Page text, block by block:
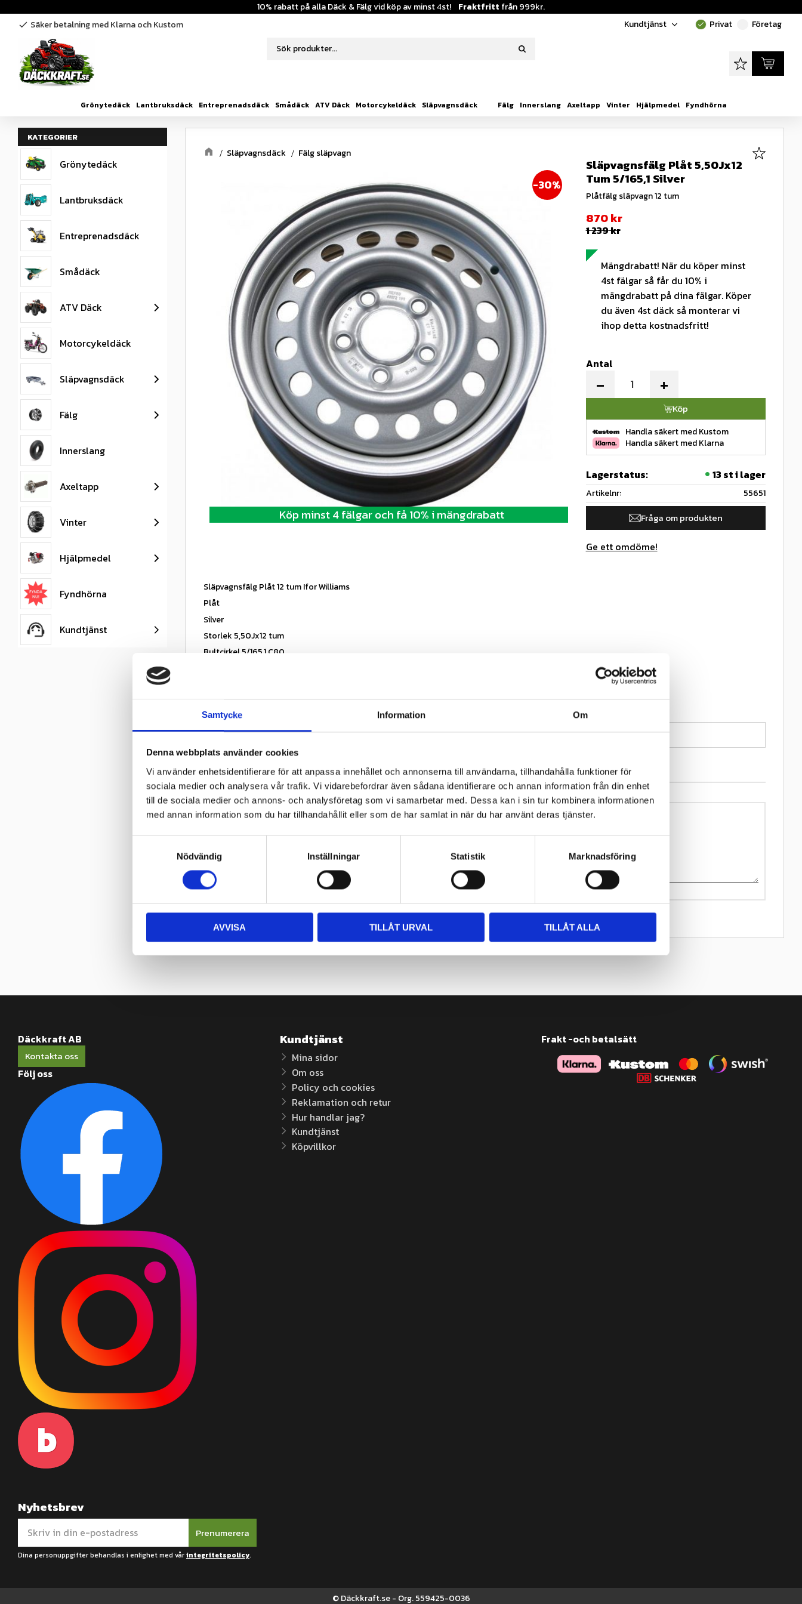
Samtycke Information Om
Denna webbplats använder cookies
Vi använder enhetsidentifierare för att anpassa innehållet och annonserna till användarna, tillhandahålla funktioner för
sociala medier och analysera vår trafik. Vi vidarebefordrar även sådana identifierare och annan information från din enhet
till de sociala medier och annons- och analysföretag som vi samarbetar med. Dessa kan i sin tur kombinera informationen
med annan information som du har tillhandahållit eller som de har samlat in när du har använt deras tjänster.
s
Nödvändig Inställningar Statistik Marknadsföring
AVVISA TILLÅT URVAL TILLÅT ALLA
10% rabatt på alla Däck & Fälg vid köp av minst 4st! Fraktfritt från 999kr.
check Säker betalning med Klarna och Kustom Kundtjänst done Privat Företag
Favoriter
Kundvagn
Grönytedäck Lantbruksdäck Entreprenadsdäck Smådäck ATV Däck Motorcykeldäck Släpvagnsdäck Fälg Innerslang Axeltapp Vinter Hjälpmedel Fyndhörna
Släpvagnsdäck Fälg släpvagn
Köp minst 4 fälgar och få 10% i mängdrabatt
30%
Släpvagnsfälg Plåt 5,50Jx12
Tum 5/165,1 Silver
Plåtfälg släpvagn 12 tum
Mängdrabatt! När du köper minst
4st fälgar så får du 10% i
mängdrabatt på dina fälgar. Köper
du även 4st däck så monterar vi
ihop detta kostnadsfritt!
Nedsatt pris:
870kr
Ordinarie pris:
1 239kr
Antal
+
-
Köp
Handla säkert med Kustom
Handla säkert med Klarna
Lägg till
Lagerstatus 13 st i lager
Artikelnr 55651
Fråga om produkten
Ge ett omdöme!
Släpvagnsfälg Plåt 12 tum Ifor Williams
Plåt
Silver
Storlek 5,50Jx12 tum
Bultcirkel 5/165,1 C80
ET 0
Miljöavgift
-
Omdömen
Du
KATEGORIER
Grönytedäck
Lantbruksdäck
Entreprenadsdäck
Smådäck
ATV Däck
Motorcykeldäck
Släpvagnsdäck
Fälg
Innerslang
Axeltapp
Vinter
Hjälpmedel
Fyndhörna
Kundtjänst
Nyhetsbrev
Prenumerera
Dina personuppgifter behandlas i enlighet med vårintegritetspolicy.
Däckkraft AB
Kontakta oss
Följ oss
Kundtjänst
Mina sidor
Om oss
Policy och cookies
Reklamation och retur
Hur handlar jag?
Kundtjänst
Köpvillkor
Frakt -och betalsätt
© Däckkraft.se - Org. 559425-0036